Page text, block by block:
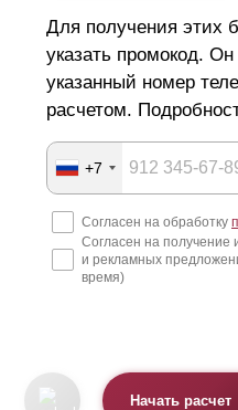
Для получения этих
указать промокод.
указанный номер
расчетом.
+7
Согласен на обработку
Согласен на получение
и рекламных
время)
Начать расчет